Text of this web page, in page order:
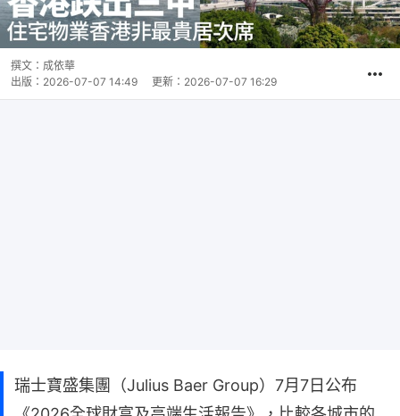
撰文： 成依華
出版： 2026-07-07 14:49 更新： 2026-07-07 16:29
瑞士寶盛集團（Julius Baer Group）7月7日公布